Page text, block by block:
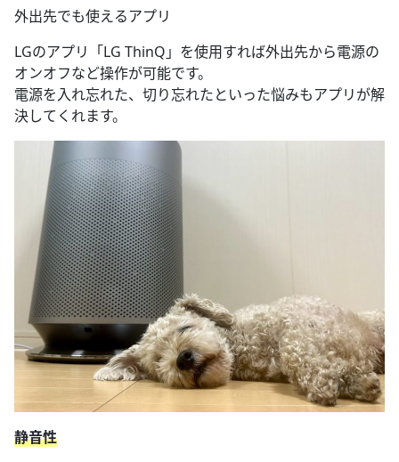
外出先でも使えるアプリ
LGのアプリ「LG ThinQ」を使用すれば外出先から電源の
オンオフなど操作が可能です。
電源を入れ忘れた、切り忘れたといった悩みもアプリが解
決してくれます。
静音性